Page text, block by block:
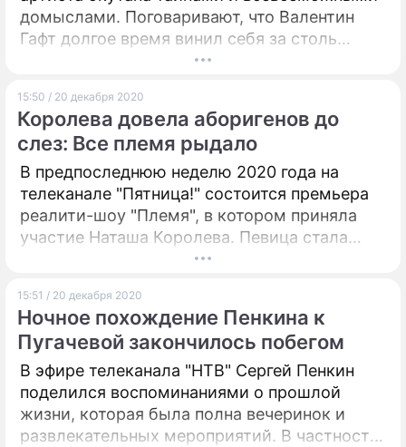
домыслами. Поговаривают, что Валентин
Гафт долгое время винил себя за столь
раннюю кончину родственницы. Однако
гибели девушки.
15:50 / 20 декабря 2020
Королева довела аборигенов до
слез: Все племя рыдало
В предпоследнюю неделю 2020 года на
телеканале "Пятница!" состоится премьера
реалити-шоу "Племя", в котором приняла
участие Наташа Королева. Певица стала
единственной знаменитостью, решившейся
народом Танзании.
15:51 / 20 декабря 2020
Ночное похождение Пенкина к
Пугачевой закончилось побегом
В эфире телеканала "НТВ" Сергей Пенкин
поделился воспоминаниями о прошлой
жизни, которая была полна вечеринок и
развлекательных мероприятий. В частности,